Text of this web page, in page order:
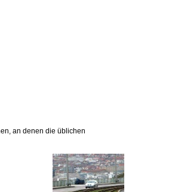
an denen die üblichen